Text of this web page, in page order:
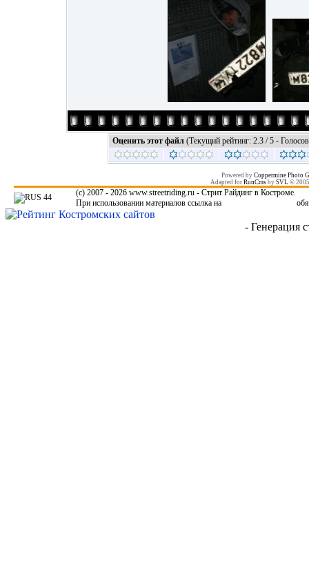
Оценить этот файл (Текущий рейтинг: 2.3 / 5 -
Powered by Coppermine Photo
Adapted for RunCmsby SVL ©
(c) 2007 - 2026 www.streetriding.ru - Стрит Райдинг в Костроме.
При использовании материалов ссылка на
- Генерация